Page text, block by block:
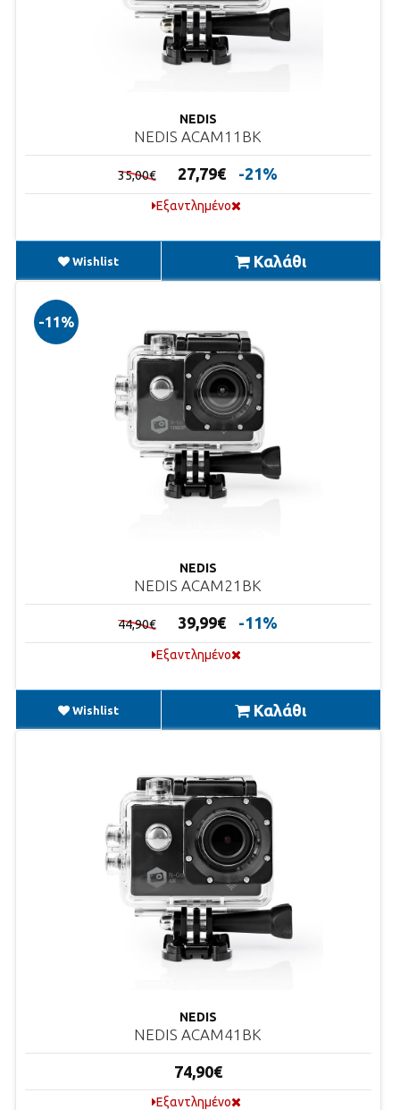
NEDIS
NEDIS ACAM11BK
35,00€ 27,79€ -21%
Εξαντλημένο
Wishlist Καλάθι
-11%
NEDIS
NEDIS ACAM21BK
44,90€ 39,99€ -11%
Εξαντλημένο
Wishlist Καλάθι
NEDIS
NEDIS ACAM41BK
74,90€
Εξαντλημένο